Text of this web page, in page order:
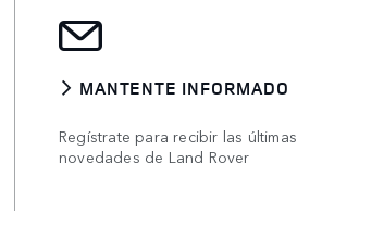
MANTENTE INFORMADO
Regístrate para recibir las últimas
novedades de Land Rover